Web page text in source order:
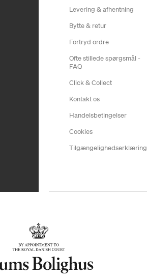
Levering & afhentning
Bytte & retur
Fortryd ordre
Ofte stillede spørgsmål -
FAQ
Click & Collect
Kontakt os
Handelsbetingelser
Cookies
Tilgængelighedserklæring